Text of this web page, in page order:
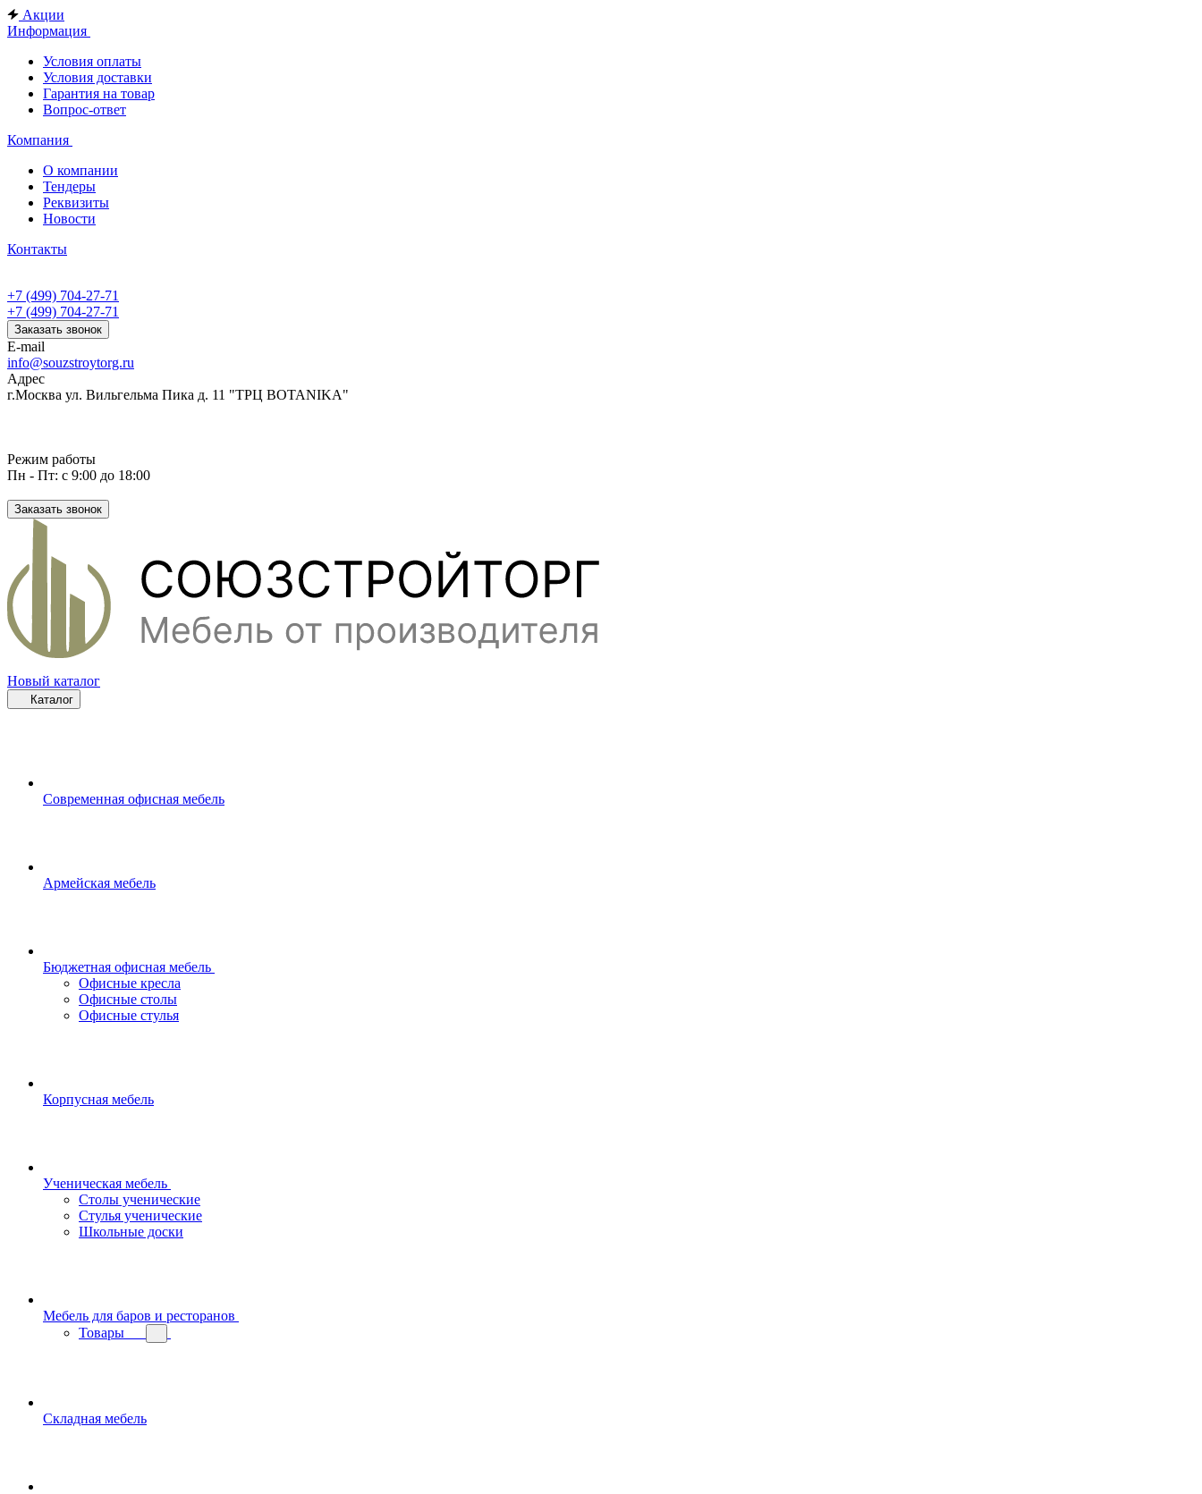
Акции
Информация
Условия оплаты
Условия доставки
Гарантия на товар
Вопрос-ответ
Компания
О компании
Тендеры
Реквизиты
Новости
Контакты
+7 (499) 704-27-71
+7 (499) 704-27-71
Заказать звонок
E-mail
info@souzstroytorg.ru
Адрес
г.Москва ул. Вильгельма Пика д. 11 "ТРЦ BOTANIKA"
Режим работы
Пн - Пт: с 9:00 до 18:00
Заказать звонок
Новый каталог
Каталог
Современная офисная мебель
Армейская мебель
Бюджетная офисная мебель
Офисные кресла
Офисные столы
Офисные стулья
Корпусная мебель
Ученическая мебель
Столы ученические
Стулья ученические
Школьные доски
Мебель для баров и ресторанов
Товары
Складная мебель